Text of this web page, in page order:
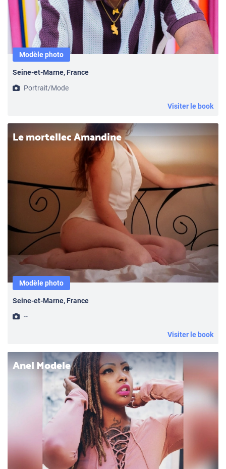
Modèle photo
Seine-et-Marne, France
Portrait/Mode
Visiter le book
Le mortellec Amandine
Modèle photo
Seine-et-Marne, France
--
Visiter le book
Anel Modele